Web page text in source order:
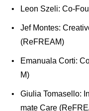
Leon Szeli: Co-
Jef Montes:
(ReFREAM)
Emanuala Corti:
M)
Giulia Tomasello:
mate Care